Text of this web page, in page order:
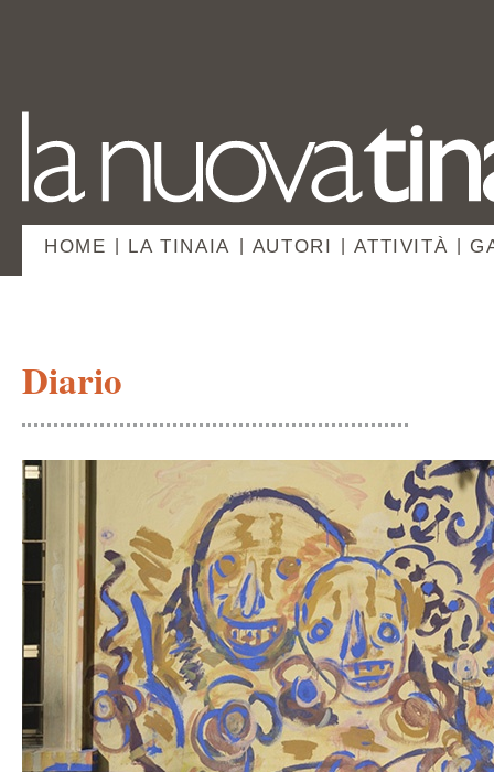
HOME LA TINAIA AUTORI ATTIVITÀ
Diario